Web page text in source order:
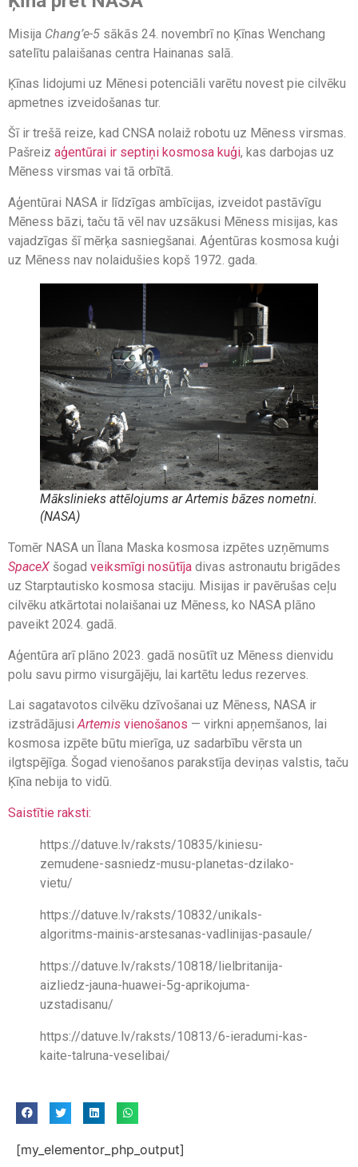
Misija Chang’e-5 sākās 24. novembrī no Ķīnas Wenchang
satelītu palaišanas centra Hainanas salā.
Ķīnas lidojumi uz Mēnesi potenciāli varētu novest pie cilvēku
apmetnes izveidošanas tur.
Šī ir trešā reize, kad CNSA nolaiž robotu uz Mēness virsmas.
Pašreiz aģentūrai ir septiņi kosmosa kuģi, kas darbojas uz
Mēness virsmas vai tā orbītā.
Aģentūrai NASA ir līdzīgas ambīcijas, izveidot pastāvīgu
Mēness bāzi, taču tā vēl nav uzsākusi Mēness misijas, kas
vajadzīgas šī mērķa sasniegšanai. Aģentūras kosmosa kuģi
uz Mēness nav nolaidušies kopš 1972. gada.
Mākslinieks attēlojums arArtemis bāzes nometni.
(NASA)
Tomēr NASA un Īlana Maska kosmosa izpētes uzņēmums
SpaceX šogad veiksmīgi nosūtīja divas astronautu brigādes
uz Starptautisko kosmosa staciju. Misijas ir pavērušas ceļu
cilvēku atkārtotai nolaišanai uz Mēness, ko NASA plāno
paveikt 2024. gadā.
Aģentūra arī plāno 2023. gadā nosūtīt uz Mēness dienvidu
polu savu pirmo visurgājēju, lai kartētu ledus rezerves.
Lai sagatavotos cilvēku dzīvošanai uz Mēness, NASA ir
izstrādājusiArtemis vienošanos — virkni apņemšanos, lai
kosmosa izpēte būtu mierīga, uz sadarbību vērsta un
ilgtspējīga. Šogad vienošanos parakstīja deviņas valstis, taču
Ķīna nebija to vidū.
Saistītie raksti:
https://datuve.lv/raksts/10835/kiniesu-
zemudene-sasniedz-musu-planetas-dzilako-
vietu/
https://datuve.lv/raksts/10832/unikals-
algoritms-mainis-arstesanas-vadlinijas-pasaule/
https://datuve.lv/raksts/10818/lielbritanija-
aizliedz-jauna-huawei-5g-aprikojuma-
uzstadisanu/
https://datuve.lv/raksts/10813/6-ieradumi-kas-
kaite-talruna-veselibai/
[my_elementor_php_output]